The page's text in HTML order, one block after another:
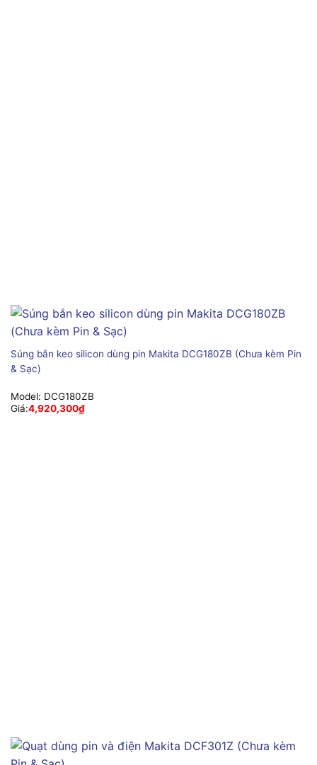
Súng bắn keo silicon dùng pin Makita DCG180ZB (Chưa kèm Pin
& Sạc)
Model: DCG180ZB
Giá:4,920,300₫